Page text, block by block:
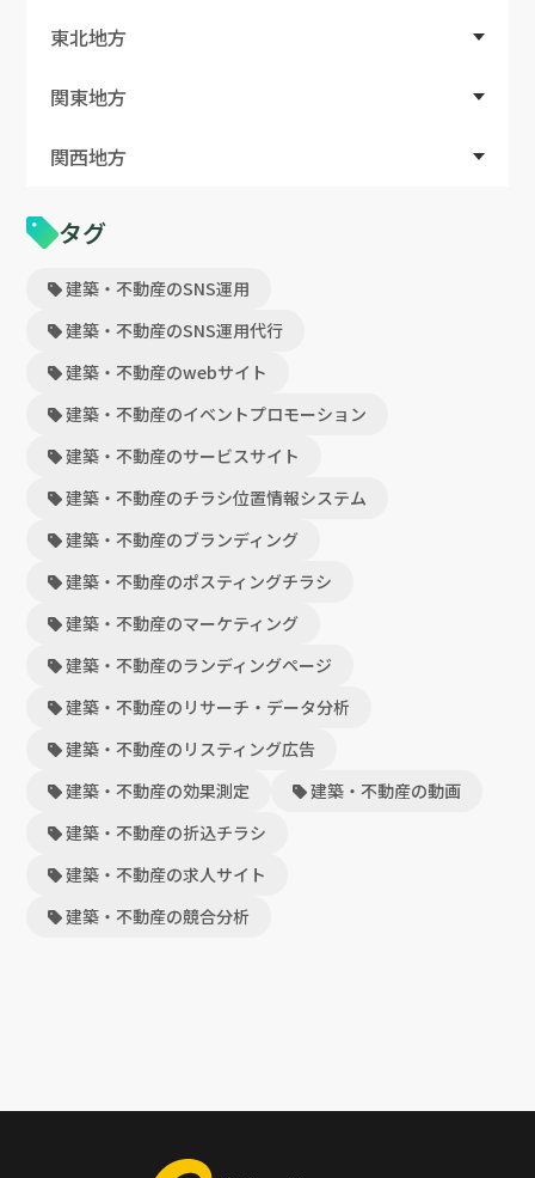
東北地方
関東地方
関西地方
タグ
建築・不動産のSNS運用
建築・不動産のSNS運用代行
建築・不動産のwebサイト
建築・不動産のイベントプロモーション
建築・不動産のサービスサイト
建築・不動産のチラシ位置情報システム
建築・不動産のブランディング
建築・不動産のポスティングチラシ
建築・不動産のマーケティング
建築・不動産のランディングページ
建築・不動産のリサーチ・データ分析
建築・不動産のリスティング広告
建築・不動産の効果測定
建築・不動産の動画
建築・不動産の折込チラシ
建築・不動産の求人サイト
建築・不動産の競合分析